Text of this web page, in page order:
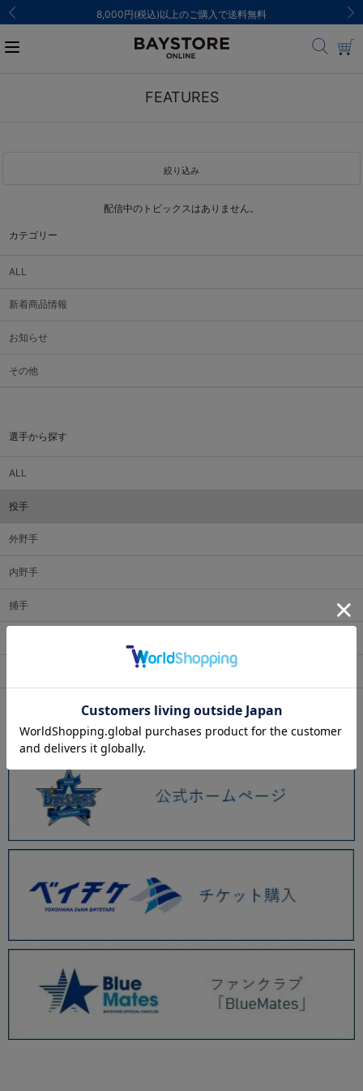
8,000円(税込)以上のご購入で送料無料
カテゴリー
ALL
新着商品情報
お知らせ
その他
選手から探す
ALL
投手
外野手
内野手
捕手
FEATURES
絞り込み
配信中のトピックスはありません。